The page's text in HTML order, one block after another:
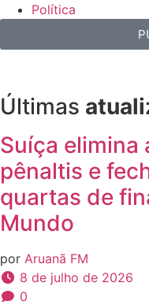
Política
Últimas
Suíça elimina
pênaltis e
quartas de
Mundo
por Aruanã FM
8 de julho de 2026
0